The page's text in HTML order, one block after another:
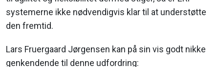
systemerne ikke nødvendigvis klar til at understøtte
den fremtid.
Lars Fruergaard Jørgensen kan på sin vis godt nikke
genkendende til denne udfordring: